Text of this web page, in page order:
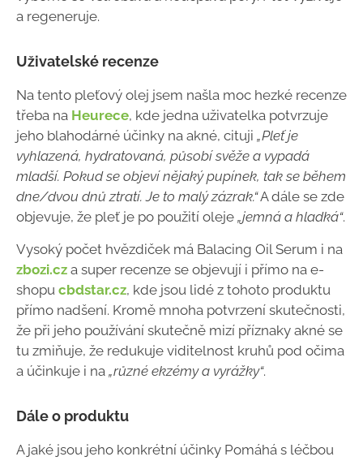
a regeneruje.
Uživatelské recenze
Na tento pleťový olej jsem našla moc hezké recenze
třeba na Heurece, kde jedna uživatelka potvrzuje
jeho blahodárné účinky na akné, cituji „Pleť je
vyhlazená, hydratovaná, působí svěže a vypadá
mladší. Pokud se objeví nějaký pupínek, tak se během
dne/dvou dnů ztratí. Je to malý zázrak.“A dále se zde
objevuje, že pleť je po použití oleje „jemná a hladká“.
Vysoký počet hvězdiček má Balacing Oil Serum i na
zbozi.cz a super recenze se objevují i přímo na e-
shopu cbdstar.cz, kde jsou lidé z tohoto produktu
přímo nadšení. Kromě mnoha potvrzení skutečnosti,
že při jeho používání skutečně mizí příznaky akné se
tu zmiňuje, že redukuje viditelnost kruhů pod očima
a účinkuje i na „různé ekzémy a vyrážky“.
Dále o produktu
A jaké jsou jeho konkrétní účinky Pomáhá s léčbou